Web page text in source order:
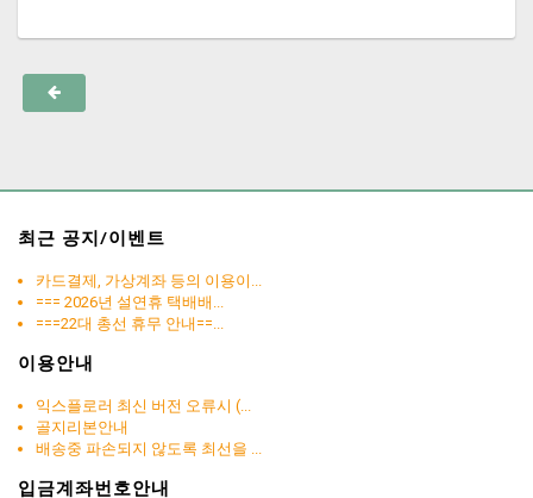
최근 공지/이벤트
카드결제, 가상계좌 등의 이용이...
=== 2026년 설연휴 택배배...
===22대 총선 휴무 안내==...
이용안내
익스플로러 최신 버전 오류시 (...
골지리본안내
배송중 파손되지 않도록 최선을 ...
입금계좌번호안내